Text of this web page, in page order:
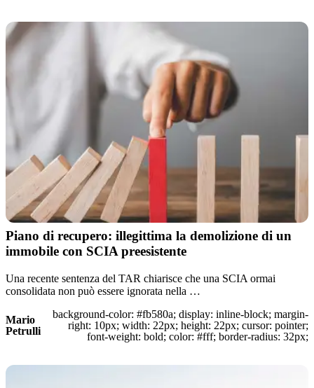
Piano di recupero: illegittima la demolizione di un
immobile con SCIA preesistente
Una recente sentenza del TAR chiarisce che una SCIA ormai
consolidata non può essere ignorata nella …
Mario
Petrulli
background-color: #fb580a; display: inline-block; margin-
right: 10px; width: 22px; height: 22px; cursor: pointer;
font-weight: bold; color: #fff; border-radius: 32px;